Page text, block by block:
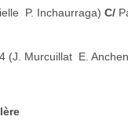
 P. Inchaurraga)C/
(J. Murcuillat  E.